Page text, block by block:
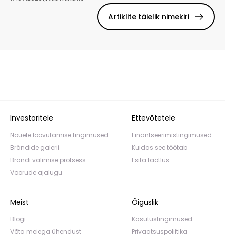
Artiklite täielik nimekiri
Investoritele
Nõuete loovutamise tingimused
Brändide galerii
Brändi valimise protsess
Voorude ajalugu
Ettevõtetele
Finantseerimistingimused
Kuidas see töötab
Esita taotlus
Meist
Blogi
Võta meiega ühendust
Õiguslik
Kasutustingimused
Privaatsuspoliitika